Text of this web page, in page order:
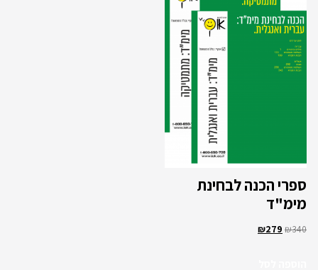
ספרי הכנה לבחינת
מימ"ד
₪340
₪279